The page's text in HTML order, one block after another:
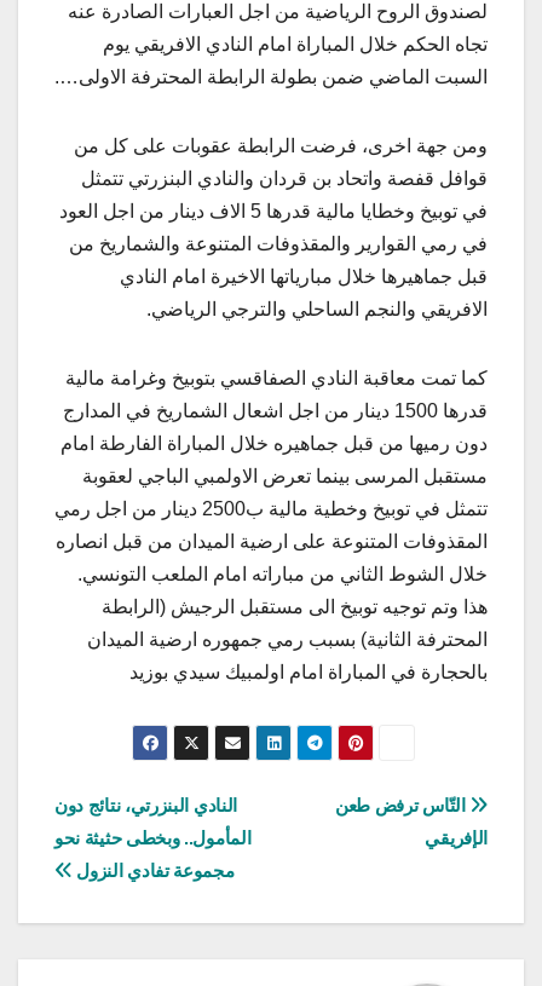
لصندوق الروح الرياضية من اجل العبارات الصادرة عنه
تجاه الحكم خلال المباراة امام النادي الافريقي يوم
السبت الماضي ضمن بطولة الرابطة المحترفة الاولى….
ومن جهة اخرى، فرضت الرابطة عقوبات على كل من
قوافل قفصة واتحاد بن قردان والنادي البنزرتي تتمثل
في توبيخ وخطايا مالية قدرها 5 الاف دينار من اجل العود
في رمي القوارير والمقذوفات المتنوعة والشماريخ من
قبل جماهيرها خلال مبارياتها الاخيرة امام النادي
الافريقي والنجم الساحلي والترجي الرياضي.
كما تمت معاقبة النادي الصفاقسي بتوبيخ وغرامة مالية
قدرها 1500 دينار من اجل اشعال الشماريخ في المدارج
دون رميها من قبل جماهيره خلال المباراة الفارطة امام
مستقبل المرسى بينما تعرض الاولمبي الباجي لعقوبة
تتمثل في توبيخ وخطية مالية ب2500 دينار من اجل رمي
المقذوفات المتنوعة على ارضية الميدان من قبل انصاره
خلال الشوط الثاني من مباراته امام الملعب التونسي.
هذا وتم توجيه توبيخ الى مستقبل الرجيش (الرابطة
المحترفة الثانية) بسبب رمي جمهوره ارضية الميدان
بالحجارة في المباراة امام اولمبيك سيدي بوزيد
تصفّح
المقالات
النادي البنزرتي، نتائج دون
المأمول.. وبخطى حثيثة نحو
مجموعة تفادي النزول
التّاس ترفض طعن
الإفريقي